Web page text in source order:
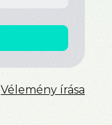
Vélemény írása